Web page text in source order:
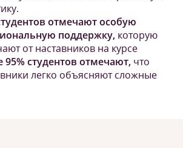
отмечают особую
поддержку, которую
от наставников на курсе
95% студентов отмечают, что
легко объясняют сложные